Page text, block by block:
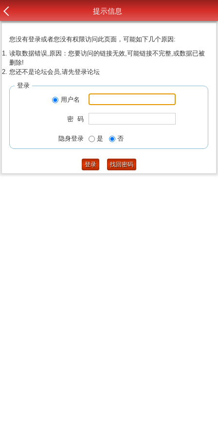
提示信息
您没有登录或者您没有权限访问此页面，可能如下几个原因:
读取数据错误,原因：您要访问的链接无效,可能链接不完整,或数据已被
删除!
您还不是论坛会员,请先登录论坛
登录
用户名
密 码
隐身登录 是 否